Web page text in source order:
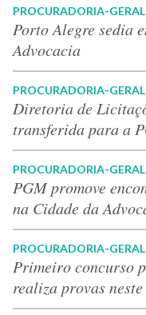
PROCURADORIA-GERAL
Porto Alegre sedia
Advocacia
PROCURADORIA-GERAL
Diretoria de
transferida para a
PROCURADORIA-GERAL
PGM promove
na Cidade da
PROCURADORIA-GERAL
Primeiro concurso
realiza provas